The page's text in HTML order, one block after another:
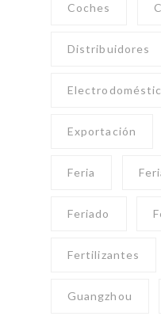
Coches
Distribuidores
Exportación
Feria
Feriado
Fertilizantes
Guangzhou